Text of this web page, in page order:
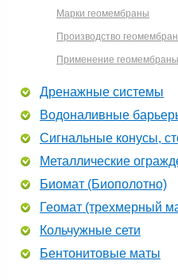
Марки геомембраны
Производство
Применение геомембраны
Дренажные системы
Водоналивные
Сигнальные конусы,
Металлические
Биомат (Биополотно)
Геомат (трехмерный
Кольчужные сети
Бентонитовые маты